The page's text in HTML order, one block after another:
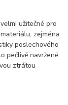
užitečné pro
zejména
poslechového
pečlivě navržené
ztrátou